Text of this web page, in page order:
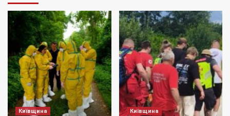
Київщина Київщина